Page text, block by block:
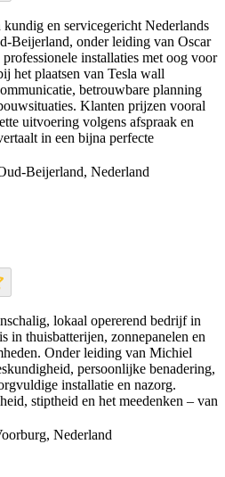
en servicegericht Nederlands
Beijerland, onder leiding van Oscar
installaties met oog voor
het plaatsen van Tesla wall
betrouwbare planning
Klanten prijzen vooral
uitvoering volgens afspraak en
in een bijna perfecte
Beijerland, Nederland
lokaal opererend bedrijf in
in thuisbatterijen, zonnepanelen en
Onder leiding van Michiel
persoonlijke benadering,
installatie en nazorg.
stiptheid en het meedenken – van
Nederland